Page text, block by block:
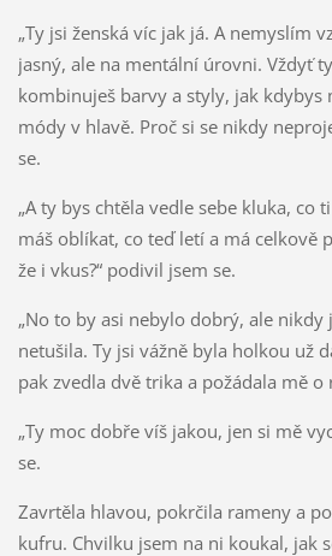
„Ty jsi ženská víc jak já. A nemyslím
jasný, ale na mentální úrovni. Vždyť
kombinuješ barvy a styly, jak kdybys
módy v hlavě. Proč si se nikdy
se.
„A ty bys chtěla vedle sebe kluka, co
máš oblíkat, co teď letí a má celkově
že i vkus?“ podivil jsem se.
„No to by asi nebylo dobrý, ale nikdy
netušila. Ty jsi vážně byla holkou už
pak zvedla dvě trika a požádala mě o
„Ty moc dobře víš jakou, jen si mě
se.
Zavrtěla hlavou, pokrčila rameny a
kufru. Chvilku jsem na ni koukal, jak